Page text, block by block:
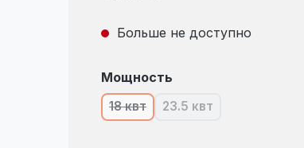
Больше не доступно
Выберите
Мощность
18 квт(В настоящее время эта опция
23.5 квт(В настоящее время